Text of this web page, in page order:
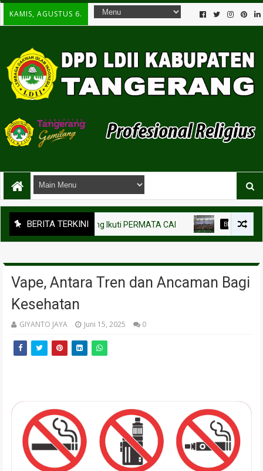
KAMIS, AGUSTUS 6.
BERITA TERKINI
Tangerang Ikuti PERMATA CAI BERITA
Vape, Antara Tren dan Ancaman Bagi
Kesehatan
GIYANTO JAYA Juni 15, 2025 0